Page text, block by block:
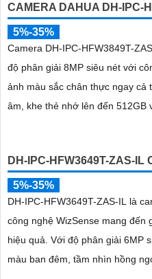
CAMERA DAHUA DH-IPC-
5%-35%
Camera DH-IPC-HFW3849T-
độ phân giải 8MP siêu nét với
ảnh màu sắc chân thực ngay cả trong đêm tối.
âm, khe thẻ nhớ lên đến 512GB
PoE giá rẻ
DH-IPC-HFW3649T-ZAS-IL
5%-35%
DH-IPC-HFW3649T-ZAS-IL là
công nghệ WizSense mang đến
hiệu quả. Với độ phân giải 6MP siêu nét đèn kép hỗ trợ hình ảnh
màu ban đêm, tầm nhìn hồng